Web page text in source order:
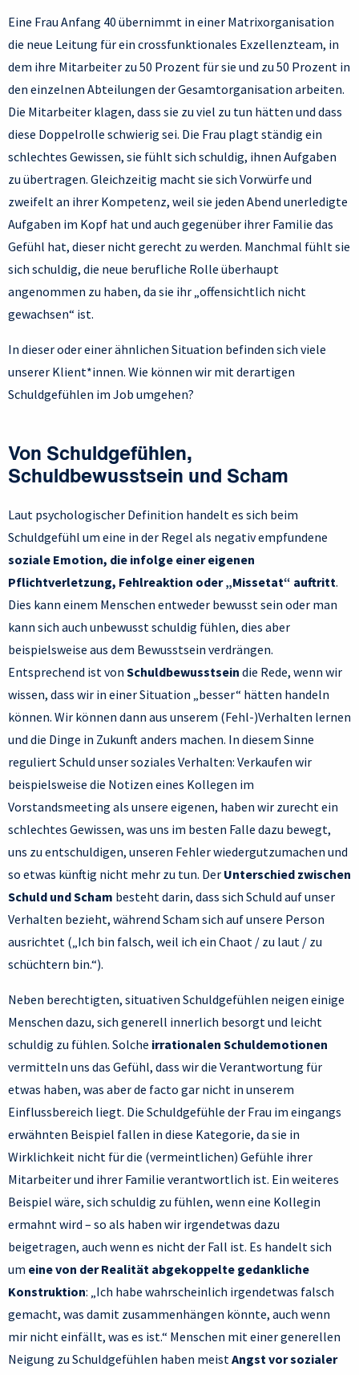
Eine Frau Anfang 40 übernimmt in einer Matrixorganisation
die neue Leitung für ein crossfunktionales Exzellenzteam, in
dem ihre Mitarbeiter zu 50 Prozent für sie und zu 50 Prozent in
den einzelnen Abteilungen der Gesamtorganisation arbeiten.
Die Mitarbeiter klagen, dass sie zu viel zu tun hätten und dass
diese Doppelrolle schwierig sei. Die Frau plagt ständig ein
schlechtes Gewissen, sie fühlt sich schuldig, ihnen Aufgaben
zu übertragen. Gleichzeitig macht sie sich Vorwürfe und
zweifelt an ihrer Kompetenz, weil sie jeden Abend unerledigte
Aufgaben im Kopf hat und auch gegenüber ihrer Familie das
Gefühl hat, dieser nicht gerecht zu werden. Manchmal fühlt sie
sich schuldig, die neue berufliche Rolle überhaupt
angenommen zu haben, da sie ihr „offensichtlich nicht
gewachsen“ ist.
In dieser oder einer ähnlichen Situation befinden sich viele
unserer Klient*innen. Wie können wir mit derartigen
Schuldgefühlen im Job umgehen?
Von Schuldgefühlen,
Schuldbewusstsein und Scham
Laut psychologischer Definition handelt es sich beim
Schuldgefühl um eine in der Regel als negativ empfundene
soziale Emotion, die infolge einer eigenen
Pflichtverletzung, Fehlreaktion oder „Missetat“ auftritt.
Dies kann einem Menschen entweder bewusst sein oder man
kann sich auch unbewusst schuldig fühlen, dies aber
beispielsweise aus dem Bewusstsein verdrängen.
Entsprechend ist von Schuldbewusstsein die Rede, wenn wir
wissen, dass wir in einer Situation „besser“ hätten handeln
können. Wir können dann aus unserem (Fehl-)Verhalten lernen
und die Dinge in Zukunft anders machen. In diesem Sinne
reguliert Schuld unser soziales Verhalten: Verkaufen wir
beispielsweise die Notizen eines Kollegen im
Vorstandsmeeting als unsere eigenen, haben wir zurecht ein
schlechtes Gewissen, was uns im besten Falle dazu bewegt,
uns zu entschuldigen, unseren Fehler wiedergutzumachen und
so etwas künftig nicht mehr zu tun. Der Unterschied zwischen
Schuld und Scham besteht darin, dass sich Schuld auf unser
Verhalten bezieht, während Scham sich auf unsere Person
ausrichtet („Ich bin falsch, weil ich ein Chaot / zu laut / zu
schüchtern bin.“).
Neben berechtigten, situativen Schuldgefühlen neigen einige
Menschen dazu, sich generell innerlich besorgt und leicht
schuldig zu fühlen. Solche irrationalen Schuldemotionen
vermitteln uns das Gefühl, dass wir die Verantwortung für
etwas haben, was aber de facto gar nicht in unserem
Einflussbereich liegt. Die Schuldgefühle der Frau im eingangs
erwähnten Beispiel fallen in diese Kategorie, da sie in
Wirklichkeit nicht für die (vermeintlichen) Gefühle ihrer
Mitarbeiter und ihrer Familie verantwortlich ist. Ein weiteres
Beispiel wäre, sich schuldig zu fühlen, wenn eine Kollegin
ermahnt wird – so als haben wir irgendetwas dazu
beigetragen, auch wenn es nicht der Fall ist. Es handelt sich
um eine von der Realität abgekoppelte gedankliche
Konstruktion: „Ich habe wahrscheinlich irgendetwas falsch
gemacht, was damit zusammenhängen könnte, auch wenn
mir nicht einfällt, was es ist.“ Menschen mit einer generellen
Neigung zu Schuldgefühlen haben meistAngst vor sozialer